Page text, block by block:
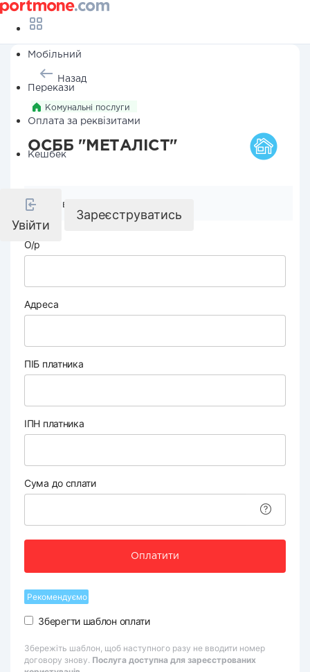
Мобільний
Перекази
Оплата за реквізитами
Кешбек
Увійти
Зареєструватись
Назад
Комунальні послуги
ОСББ "МЕТАЛІСТ"
Реквізити компанії
О/р
Адреса
ПІБ платника
ІПН платника
Сума до сплати
Оплатити
Рекомендуємо
Зберегти шаблон оплати
Збережіть шаблон, щоб наступного разу не вводити номер
договору знову. Послуга доступна для зареєстрованих